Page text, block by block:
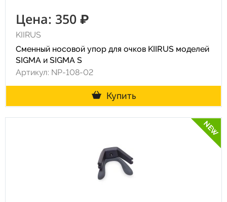
Цена: 350 ₽
KIIRUS
Сменный носовой упор для очков KIIRUS моделей
SIGMA и SIGMA S
Артикул: NP-108-02
Купить
NEW